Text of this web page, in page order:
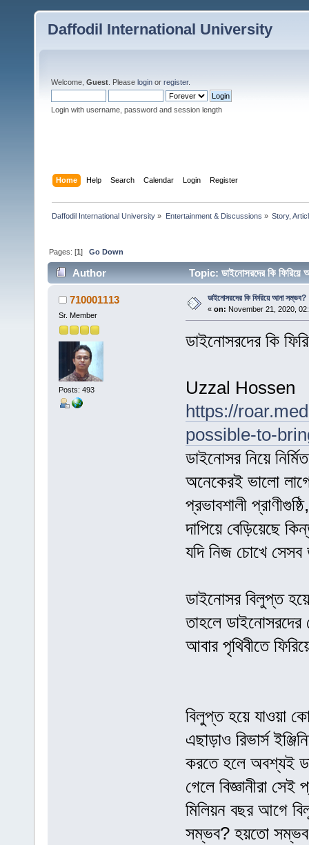
Daffodil International University
Welcome, Guest . Please login or register.
Login with username, password and session length
Home Help Search Calendar Login Register
Daffodil International University » Entertainment & Discussions » Story,
Pages: [1]Go Down
Author Topic: ডাইনোসরদের কি
710001113
Sr. Member
Posts: 493
ডাইনোসরদের কি ফিরিয়ে আনা সম্ভব?
« on: November 21, 2020,
ডাইনোসরদের কি
Uzzal Hossen
https://
possible-to-
ডাইনোসর নিয়ে
অনেকেরই ভালো
প্রভাবশালী
দাপিয়ে বেড়িয়েছে
যদি নিজ চোখে
ডাইনোসর বিলুপ্ত
তাহলে
আবার পৃথিবীতে
বিলুপ্ত হয়ে যাওয়া
এছাড়াও রিভার্স
করতে হলে অবশ্যই
গেলে বিজ্ঞানীরা
মিলিয়ন বছর আগে
সম্ভব? হয়তো